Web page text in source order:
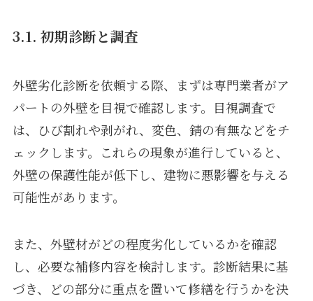
3.1. 初期診断と調査
外壁劣化診断を依頼する際、まずは専門業者がア
パートの外壁を目視で確認します。目視調査で
は、ひび割れや剥がれ、変色、錆の有無などをチ
ェックします。これらの現象が進行していると、
外壁の保護性能が低下し、建物に悪影響を与える
可能性があります。
また、外壁材がどの程度劣化しているかを確認
し、必要な補修内容を検討します。診断結果に基
づき、どの部分に重点を置いて修繕を行うかを決